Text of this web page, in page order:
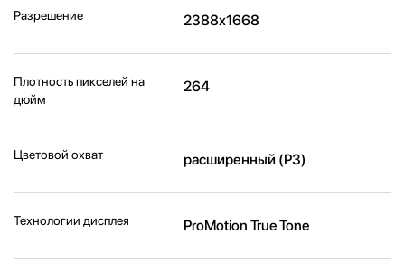
Разрешение 2388x1668
Плотность пикселей на
дюйм
264
Цветовой охват расширенный (P3)
Технологии дисплея ProMotion True Tone